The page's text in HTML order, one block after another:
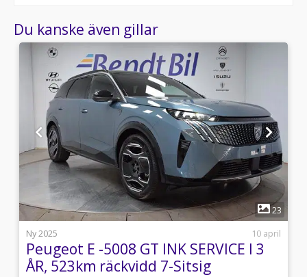
Du kanske även gillar
1
23
Ny 2025
10 april
Peugeot E -5008 GT INK SERVICE I 3
ÅR, 523km räckvidd 7-Sitsig